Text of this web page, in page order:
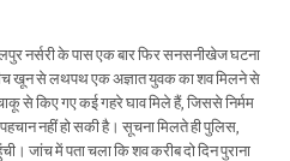
नर्सरी के पास एक बार फिर सनसनीखेज घटना
खून से लथपथ एक अज्ञात युवक का शव मिलने से
से किए गए कई गहरे घाव मिले हैं, जिससे निर्मम
नहीं हो सकी है। सूचना मिलते ही पुलिस,
जांच में पता चला कि शव करीब दो दिन पुराना